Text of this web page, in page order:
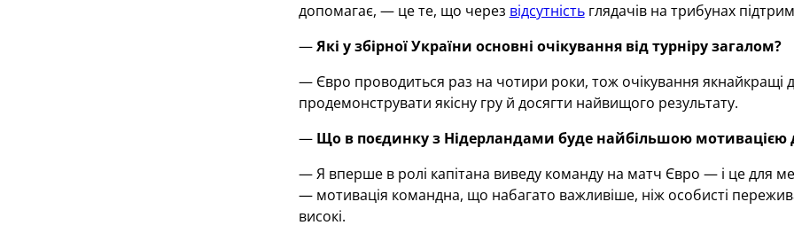
допомагає, — це те, що через відсутністьглядачів на трибунах
—Які у збірної України основні очікування від турніру загалом?
— Євро проводиться раз на чотири роки, тож очікування якнайкращі
продемонструвати якісну гру й досягти найвищого результату.
— Що в поєдинку з Нідерландами буде найбільшою мотивацією
— Я вперше в ролі капітана виведу команду на матч Євро — і це для
— мотивація командна, що набагато важливіше, ніж особисті
високі.